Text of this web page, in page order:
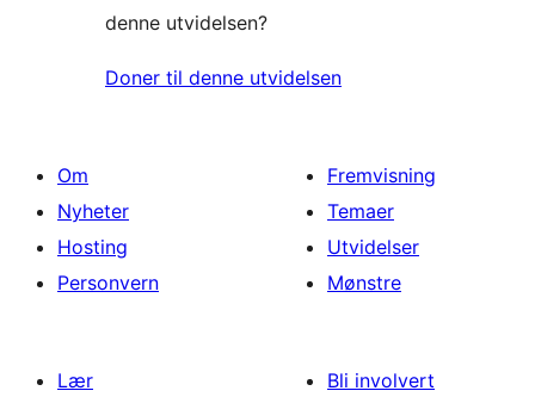
denne utvidelsen?
Doner til denne utvidelsen
Om
Nyheter
Hosting
Personvern
Fremvisning
Temaer
Utvidelser
Mønstre
Lær
Bli involvert